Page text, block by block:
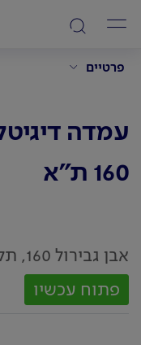
פרטיים
עמדה
160 ת"א
אבן גבירול 160, תל אביב יפו
פתוח עכשיו